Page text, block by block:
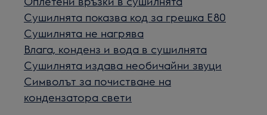
Сушилнята показва код за грешка Е80
Сушилнята не нагрява
Влага, конденз и вода в сушилнята
Сушилнята издава необичайни звуци
Символът за почистване на
кондензатора свети